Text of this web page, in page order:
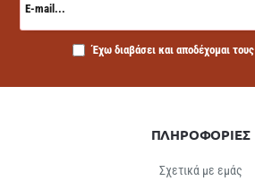
mail...
Έχω διαβάσει και αποδέχομαι τους
ΠΛΗΡΟΦΟΡΙΕΣ
Σχετικά με εμάς